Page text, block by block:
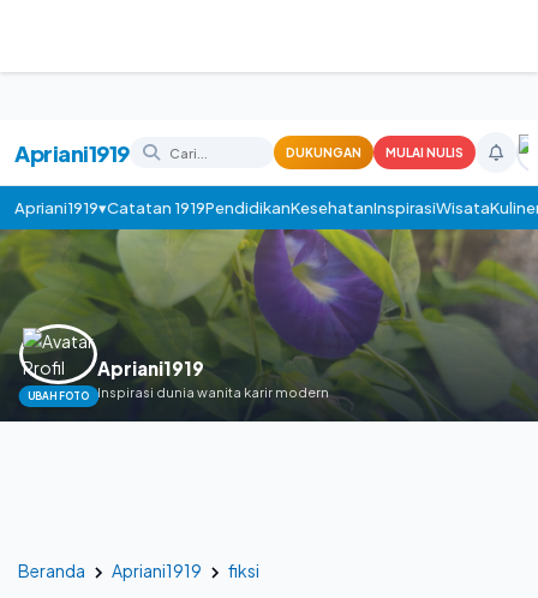
Apriani1919 DUKUNGAN MULAI NULIS
Apriani1919▾Catatan 1919PendidikanKesehatanInspirasiWisata
UBAH FOTO
Apriani1919
Inspirasi dunia wanita karir modern
Beranda Apriani1919 fiksi